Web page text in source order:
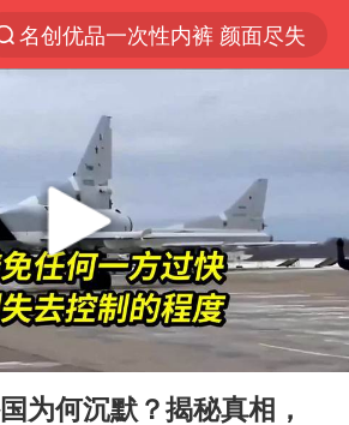
名创优品一次性内裤 颜面尽失
解锁各地夏日限定体验
香港宏福苑火灾或由烟头引起
浙江金华：市民非必要不外出
网约车司机充电时猝死保险拒赔
中国父女泰国骑摩托车坠崖1死1伤
白海豚将正面袭击贯穿浙江
周末打虎 宋致远被查
09:39
为何沉默？揭秘真相，